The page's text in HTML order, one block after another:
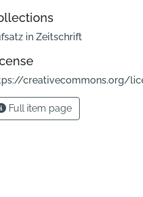
in Zeitschrift
creativecommons.org/
Full item page